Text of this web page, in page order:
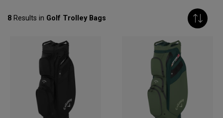
8 Results in Golf Trolley Bags